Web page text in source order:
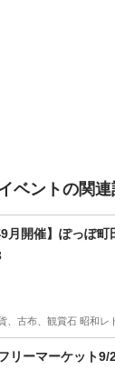
ベントの関
9月開催】ぽっぽ町
、古布、観賞石 昭和
フリーマーケット
リーマーケット9/